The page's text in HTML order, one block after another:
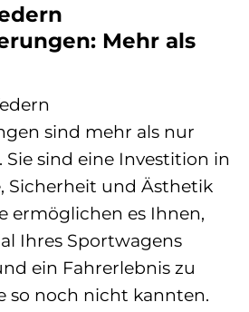
Mehr als
sind mehr als nur
sind eine Investition in
Sicherheit und Ästhetik
ermöglichen es Ihnen,
Ihres Sportwagens
ein Fahrerlebnis zu
so noch nicht kannten.